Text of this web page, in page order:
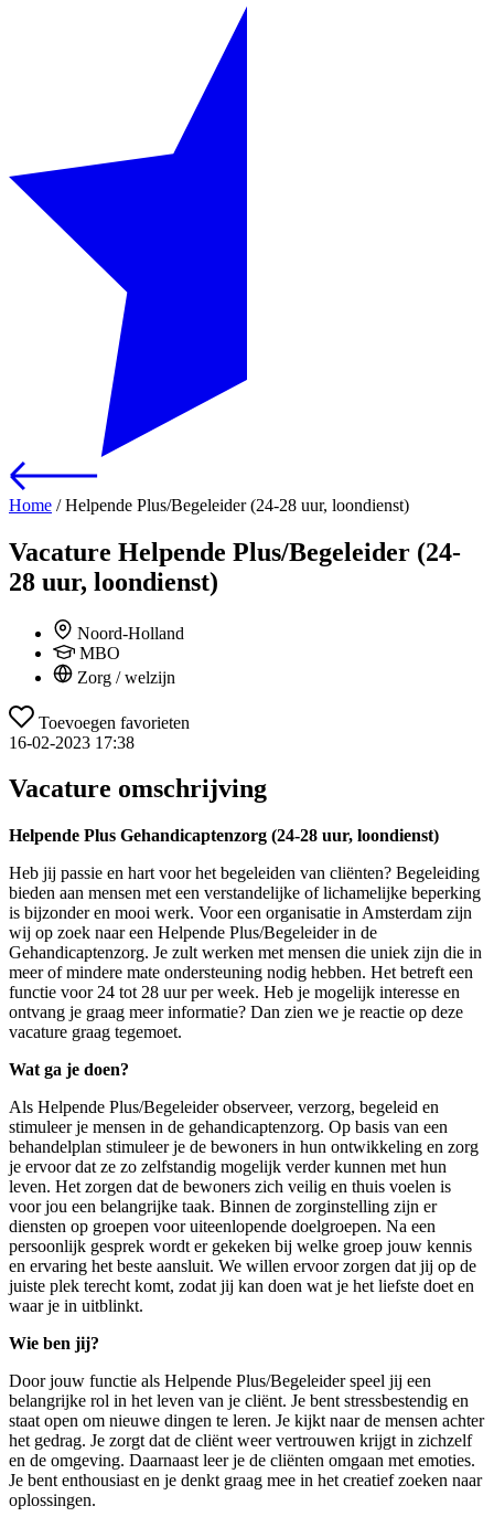
Home /Helpende Plus/Begeleider (24-28 uur, loondienst)
Vacature Helpende Plus/Begeleider (24-
28 uur, loondienst)
Noord-Holland
MBO
Zorg / welzijn
Toevoegen favorieten
16-02-2023 17:38
Vacature omschrijving
Helpende Plus Gehandicaptenzorg (24-28 uur, loondienst)
Heb jij passie en hart voor het begeleiden van cliënten? Begeleiding
bieden aan mensen met een verstandelijke of lichamelijke beperking
is bijzonder en mooi werk. Voor een organisatie in Amsterdam zijn
wij op zoek naar een Helpende Plus/Begeleider in de
Gehandicaptenzorg. Je zult werken met mensen die uniek zijn die in
meer of mindere mate ondersteuning nodig hebben. Het betreft een
functie voor 24 tot 28 uur per week. Heb je mogelijk interesse en
ontvang je graag meer informatie? Dan zien we je reactie op deze
vacature graag tegemoet.
Wat ga je doen?
Als Helpende Plus/Begeleider observeer, verzorg, begeleid en
stimuleer je mensen in de gehandicaptenzorg. Op basis van een
behandelplan stimuleer je de bewoners in hun ontwikkeling en zorg
je ervoor dat ze zo zelfstandig mogelijk verder kunnen met hun
leven. Het zorgen dat de bewoners zich veilig en thuis voelen is
voor jou een belangrijke taak. Binnen de zorginstelling zijn er
diensten op groepen voor uiteenlopende doelgroepen. Na een
persoonlijk gesprek wordt er gekeken bij welke groep jouw kennis
en ervaring het beste aansluit. We willen ervoor zorgen dat jij op de
juiste plek terecht komt, zodat jij kan doen wat je het liefste doet en
waar je in uitblinkt.
Wie ben jij?
Door jouw functie als Helpende Plus/Begeleider speel jij een
belangrijke rol in het leven van je cliënt. Je bent stressbestendig en
staat open om nieuwe dingen te leren. Je kijkt naar de mensen achter
het gedrag. Je zorgt dat de cliënt weer vertrouwen krijgt in zichzelf
en de omgeving. Daarnaast leer je de cliënten omgaan met emoties.
Je bent enthousiast en je denkt graag mee in het creatief zoeken naar
oplossingen.